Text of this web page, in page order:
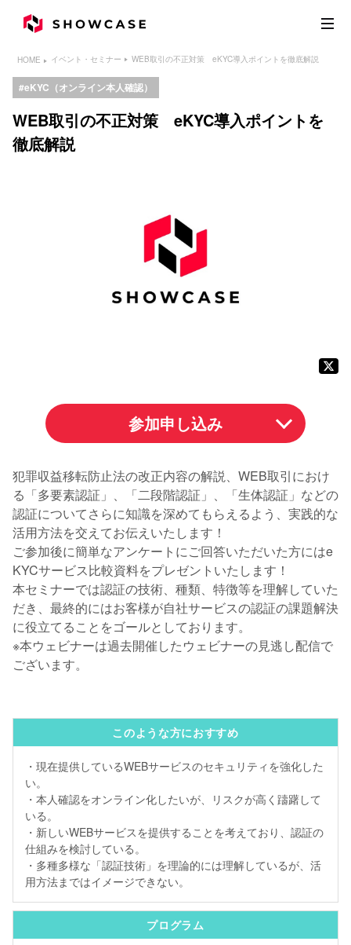
HOME イベント・セミナー WEB取引の不正対策 eKYC導入ポイントを徹底解説
eKYC（オンライン本人確認）
WEB取引の不正対策 eKYC導入ポイントを
徹底解説
参加申し込み
犯罪収益移転防止法の改正内容の解説、WEB取引におけ
る「多要素認証」、「二段階認証」、「生体認証」などの
認証についてさらに知識を深めてもらえるよう、実践的な
活用方法を交えてお伝えいたします！
ご参加後に簡単なアンケートにご回答いただいた方にはe
KYCサービス比較資料をプレゼントいたします！
本セミナーでは認証の技術、種類、特徴等を理解していた
だき、最終的にはお客様が自社サービスの認証の課題解決
に役立てることをゴールとしております。
※本ウェビナーは過去開催したウェビナーの見逃し配信で
ございます。
このような方におすすめ
・現在提供しているWEBサービスのセキュリティを強化した
い。
・本人確認をオンライン化したいが、リスクが高く躊躇して
いる。
・新しいWEBサービスを提供することを考えており、認証の
仕組みを検討している。
・多種多様な「認証技術」を理論的には理解しているが、活
用方法まではイメージできない。
プログラム